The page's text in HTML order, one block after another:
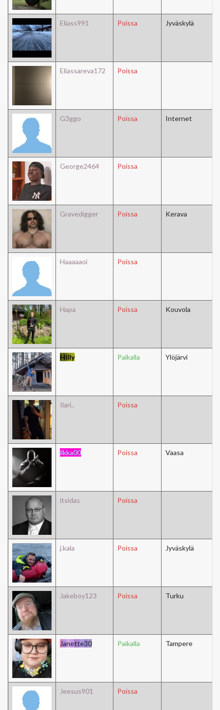
Eliass991 Poissa Jyväskylä
Eliassareva172 Poissa
G3ggo Poissa Internet
George2464 Poissa
Gravedigger Poissa Kerava
Haaaaaoi Poissa
Hapa Poissa Kouvola
Hilly Paikalla Ylöjärvi
Ilari.. Poissa
ilkka00 Poissa Vaasa
itsidas Poissa
j.kala Poissa Jyväskylä
Jakeboy123 Poissa Turku
Janette30 Paikalla Tampere
Jeesus901 Poissa